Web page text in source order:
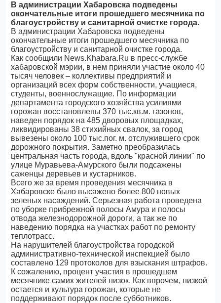
В администрации Хабаровска подведены
окончательные итоги прошедшего месячника по
благоустройству и санитарной очистке города.
В администрации Хабаровска подведены
окончательные итоги прошедшего месячника по
благоустройству и санитарной очистке города.
Как сообщили News.Khabara.Ru в пресс-службе
хабаровской мэрии, в нем приняли участие около 40
тысяч человек – коллективы предприятий и
организаций всех форм собственности, учащиеся,
студенты, военнослужащие. По информации
департамента городского хозяйства усилиями
горожан восстановлены 370 тыс.кв.м. газонов,
наведен порядок на 485 дворовых площадках,
ликвидированы 38 стихийных свалок, за город
вывезены около 100 тыс.пог. м. отслужившего срок
дорожного покрытия. Заметно преобразилась
центральная часть города, вдоль "красной линии" по
улице Муравьева-Амурского были подсажены
саженцы деревьев и кустарников.
Всего же за время проведения месячника в
Хабаровске было высажено более 800 новых
зеленых насаждений. Серьезная работа проведена
по уборке прибрежной полосы Амура и полосы
отвода железнодорожной дороги, а так же по
наведению порядка на участках работ по ремонту
теплотрасс.
На нарушителей благоустройства городской
административно-технической инспекцией было
составлено 129 протоколов для взыскания штрафов.
К сожалению, процент участия в прошедшем
месячнике самих жителей низок. Как впрочем, низкой
остается и культура горожан, которые не
поддерживают порядок после субботников.